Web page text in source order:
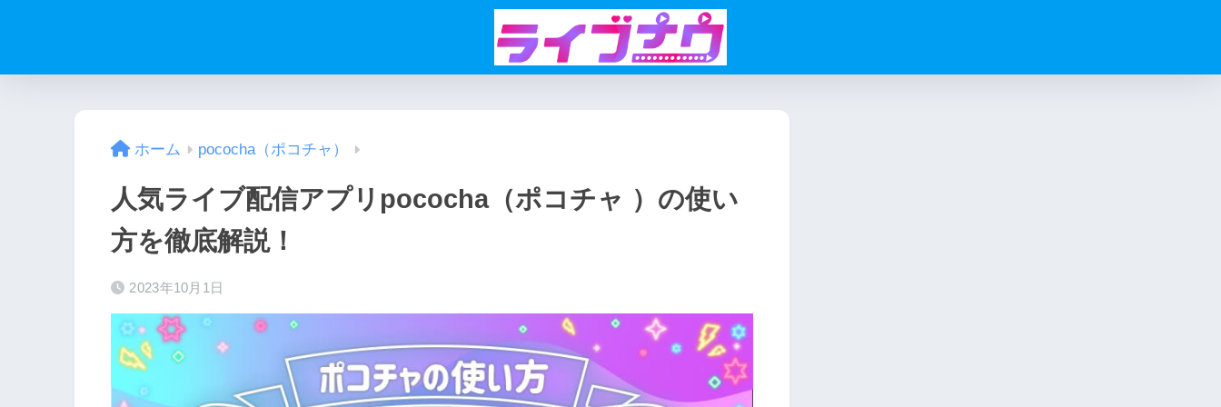
ホーム pococha（ポコチャ）
人気ライブ配信アプリpococha（ポコチャ ）の使い
方を徹底解説！
2023年10月1日